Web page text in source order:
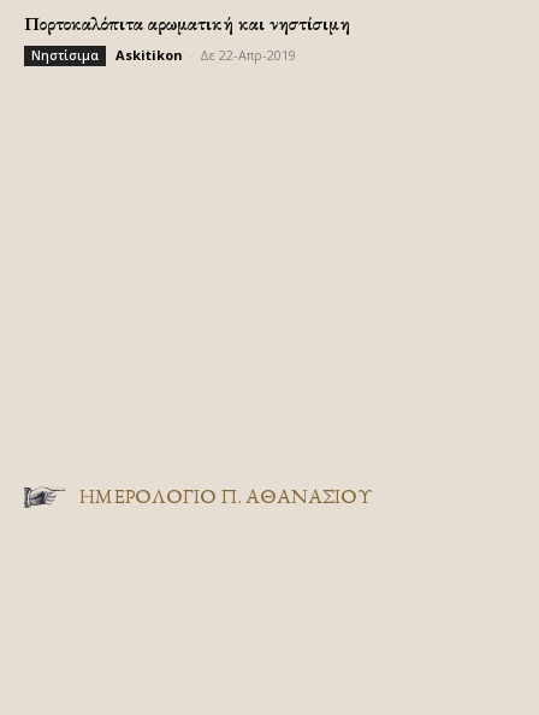
Πορτοκαλόπιτα αρωματική και νηστίσιμη
Νηστίσιμα Askitikon Δε 22-Απρ-2019
ΗΜΕΡΟΛΟΓΙΟ Π. ΑΘΑΝΑΣΙΟΥ